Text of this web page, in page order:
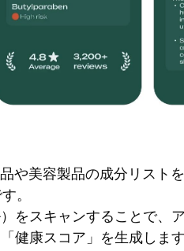
や美容製品の成分リスト
。
をスキャンすることで、
健康スコア」を生成します